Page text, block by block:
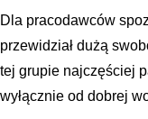
Dla pracodawców
przewidział dużą
tej grupie najczęściej
wyłącznie od dobrej